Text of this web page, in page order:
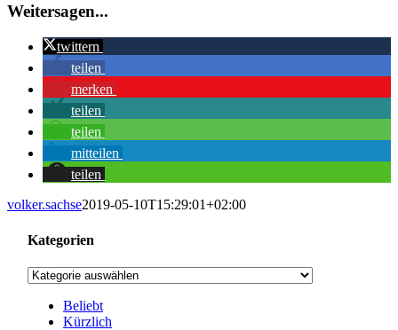
Weitersagen...
twittern
teilen
merken
teilen
teilen
mitteilen
teilen
volker.sachse2019-05-10T15:29:01+02:00
Kategorien
Kategorien
Beliebt
Kürzlich